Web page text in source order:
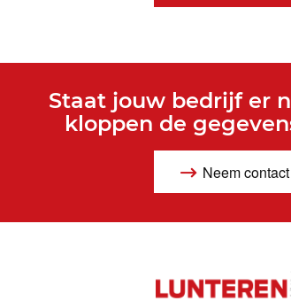
Staat jouw bedrijf er
kloppen de
Neem